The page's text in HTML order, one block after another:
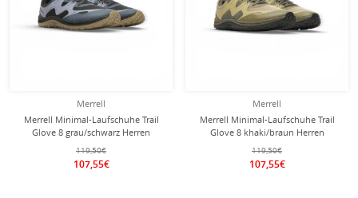
Merrell
Merrell Minimal-Laufschuhe Trail
Glove 8 grau/schwarz Herren
119,50€
107,55€
Merrell
Merrell Minimal-Laufschuhe Trail
Glove 8 khaki/braun Herren
119,50€
107,55€